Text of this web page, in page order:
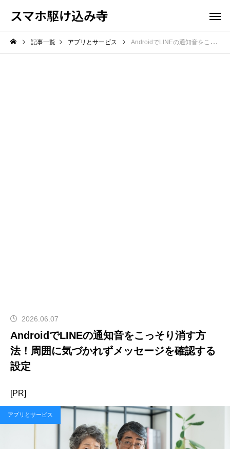
スマホ駆け込み寺
記事一覧 アプリとサービス AndroidでLINEの通知音をこっそり消す方法！周囲に気づかれずメッセージを確認する設定
2026.06.07
AndroidでLINEの通知音をこっそり消す方
法！周囲に気づかれずメッセージを確認する
設定
[PR]
アプリとサービス